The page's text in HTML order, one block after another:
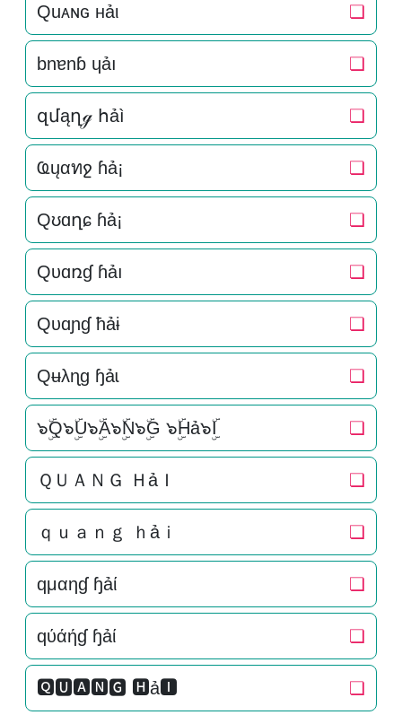
Quᴀɴԍ нảι ❏
bnɐnɓ ɥảı ❏
զմąղℊ հảì ❏
Ҩųαทջ ɦả¡ ❏
Qʊɑղɕ ɦả¡ ❏
Qυɑռɠ ɦảı ❏
Qυɑɲɠ ħảɨ ❏
Qʉλɳɡ ɧảɩ ❏
๖ۣۜQ๖ۣۜU๖ۣۜA๖ۣۜN๖ۣۜG ๖ۣۜHả๖ۣۜI ❏
ＱＵＡＮＧ ＨảＩ ❏
ｑｕａｎｇ ｈảｉ ❏
qμαηɠ ɧảί ❏
qύάήɠ ɧảί ❏
🆀🆄🅰🅽🅶 🅷ả🅸 ❏